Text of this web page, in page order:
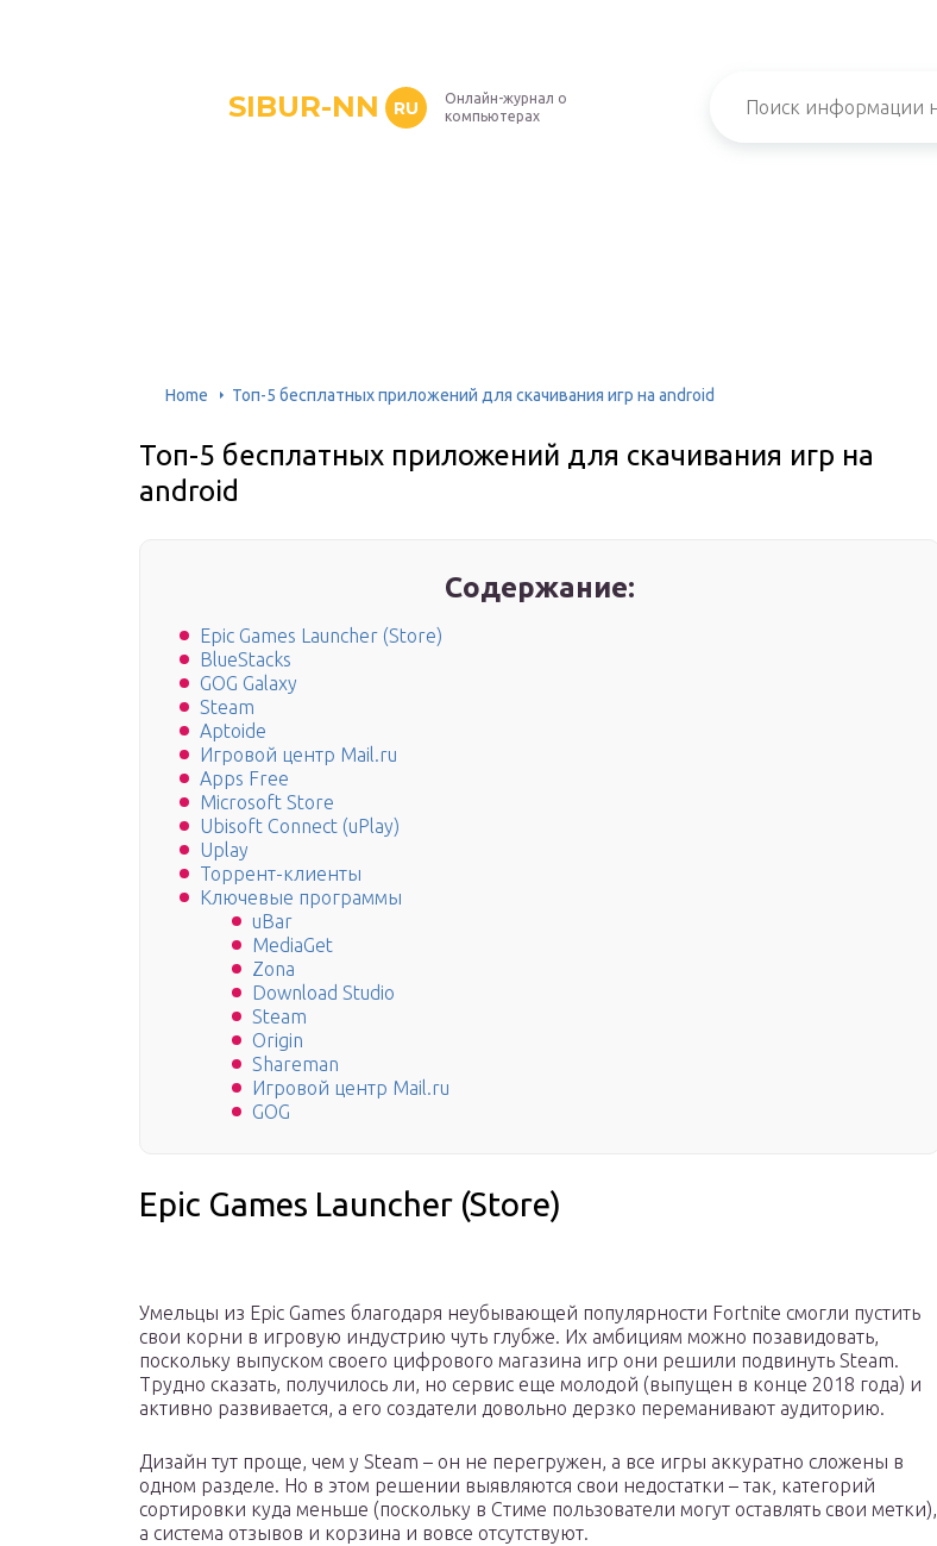
SIBUR-NN RU
Онлайн-журнал о
компьютерах
Home Топ-5 бесплатных приложений для скачивания игр на android
Топ-5 бесплатных приложений для скачивания игр на
android
Содержание:
Epic Games Launcher (Store)
BlueStacks
GOG Galaxy
Steam
Aptoide
Игровой центр Mail.ru
Apps Free
Microsoft Store
Ubisoft Connect (uPlay)
Uplay
Торрент-клиенты
Ключевые программы
uBar
MediaGet
Zona
Download Studio
Steam
Origin
Shareman
Игровой центр Mail.ru
GOG
Epic Games Launcher (Store)
Умельцы из Epic Games благодаря неубывающей популярности Fortnite смогли пустить
свои корни в игровую индустрию чуть глубже. Их амбициям можно позавидовать,
поскольку выпуском своего цифрового магазина игр они решили подвинуть Steam.
Трудно сказать, получилось ли, но сервис еще молодой (выпущен в конце 2018 года) и
активно развивается, а его создатели довольно дерзко переманивают аудиторию.
Дизайн тут проще, чем у Steam – он не перегружен, а все игры аккуратно сложены в
одном разделе. Но в этом решении выявляются свои недостатки – так, категорий
сортировки куда меньше (поскольку в Стиме пользователи могут оставлять свои метки),
а система отзывов и корзина и вовсе отсутствуют.